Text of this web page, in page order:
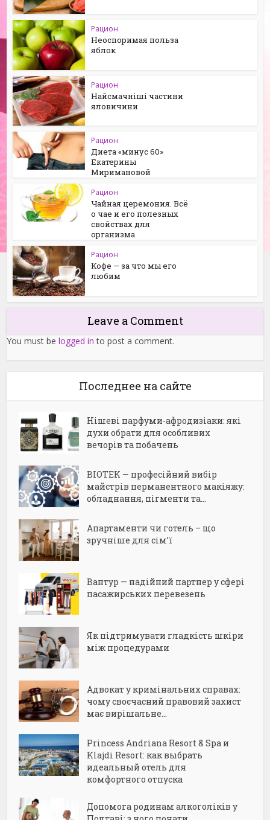
Рацион
Неоспоримая польза
яблок
Рацион
Найсмачніші частини
яловичини
Рацион
Диета «минус 60»
Екатерины
Миримановой
Рацион
Чайная церемония. Всё
о чае и его полезных
свойствах для
организма
Рацион
Кофе — за что мы его
любим
Leave a Comment
You must belogged in to post a comment.
Последнее на сайте
Нішеві парфуми-афродизіаки: які
духи обрати для особливих
вечорів та побачень
BIOTEK — професійний вибір
майстрів перманентного макіяжу:
обладнання, пігменти та...
Апартаменти чи готель – що
зручніше для сім’ї
Вантур — надійний партнер у сфері
пасажирських перевезень
Як підтримувати гладкість шкіри
між процедурами
Адвокат у кримінальних справах:
чому своєчасний правовий захист
має вирішальне...
Princess Andriana Resort & Spa и
Klajdi Resort: как выбрать
идеальный отель для
комфортного отпуска
Допомога родинам алкоголіків у